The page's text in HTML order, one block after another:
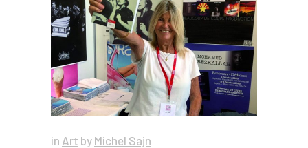
in Art by Michel Sajn